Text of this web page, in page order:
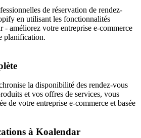
de réservation de rendez-
en utilisant les fonctionnalités
- améliorez votre entreprise e-commerce
planification.
la disponibilité des rendez-vous
et vos offres de services, vous
de votre entreprise e-commerce et basée
à Koalendar